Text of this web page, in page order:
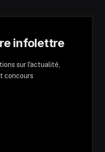
infolettre
sur l'actualité,
concours